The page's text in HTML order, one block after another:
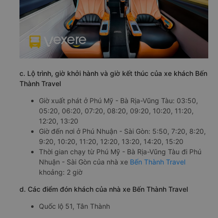
c. Lộ trình, giờ khởi hành và giờ kết thúc của xe khách Bến
Thành Travel
Giờ xuất phát ở Phú Mỹ - Bà Rịa-Vũng Tàu: 03:50,
05:20, 06:20, 07:20, 08:20, 09:20, 10:20, 11:20,
12:20, 13:20
Giờ đến nơi ở Phú Nhuận - Sài Gòn: 5:50, 7:20, 8:20,
9:20, 10:20, 11:20, 12:20, 13:20, 14:20, 15:20
Thời gian chạy từ Phú Mỹ - Bà Rịa-Vũng Tàu đi Phú
Nhuận - Sài Gòn của nhà xe Bến Thành Travel
khoảng: 2 giờ
d. Các điểm đón khách của nhà xe Bến Thành Travel
Quốc lộ 51, Tân Thành